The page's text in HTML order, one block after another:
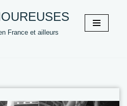
France et ailleurs